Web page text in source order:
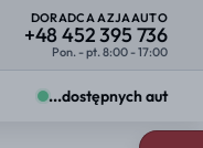
DORADCA AZJAAUTO
+48 452 395 736
Pon. - pt. 8:00 - 17:00
...dostępnych aut